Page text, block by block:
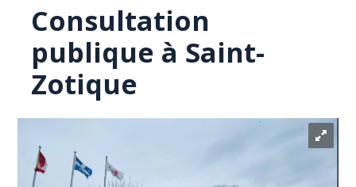
Consultation
publique à Saint-
Zotique